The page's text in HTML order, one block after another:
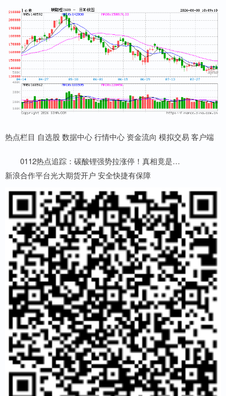
热点栏目 自选股 数据中心 行情中心 资金流向 模拟交易 客户端
0112热点追踪：碳酸锂强势拉涨停！真相竟是…
新浪合作平台光大期货开户 安全快捷有保障